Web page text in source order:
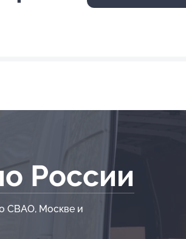
России
СВАО, Москве и